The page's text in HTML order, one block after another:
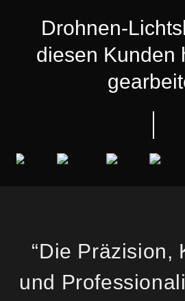
Drohnen-
diesen Kunden
“Die Präzision,
und